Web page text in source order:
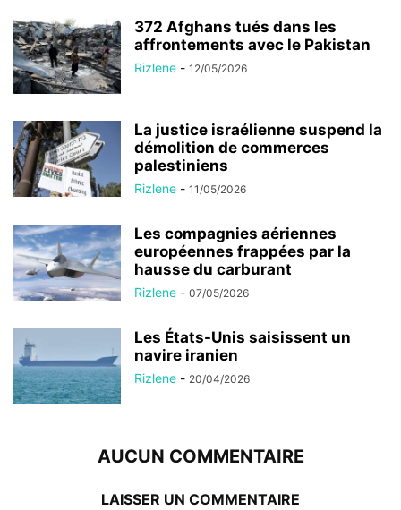
372 Afghans tués dans les
affrontements avec le Pakistan
Rizlene - 12/05/2026
La justice israélienne suspend la
démolition de commerces
palestiniens
Rizlene - 11/05/2026
Les compagnies aériennes
européennes frappées par la
hausse du carburant
Rizlene - 07/05/2026
Les États-Unis saisissent un
navire iranien
Rizlene - 20/04/2026
AUCUN COMMENTAIRE
LAISSER UN COMMENTAIRE